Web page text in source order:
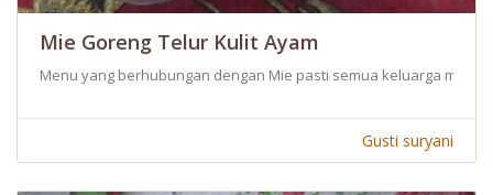
Mie Goreng Telur Kulit Ayam
Menu yang berhubungan dengan Mie pasti semua keluarga
Gusti suryani